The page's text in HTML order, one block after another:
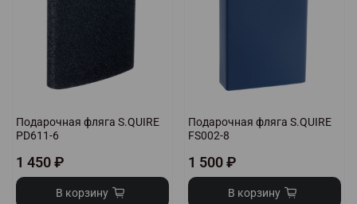
Подарочная фляга S.QUIRE
PD611-6
1 450 ₽
В корзину
Подарочная фляга S.QUIRE
FS002-8
1 500 ₽
В корзину